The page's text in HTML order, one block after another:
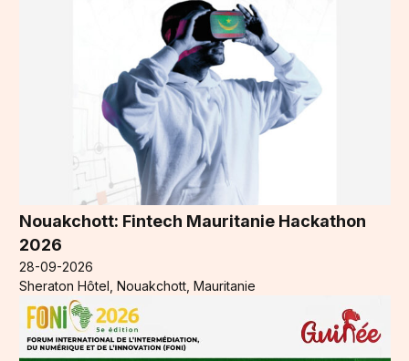
Nouakchott: Fintech Mauritanie Hackathon
2026
28-09-2026
Sheraton Hôtel, Nouakchott, Mauritanie